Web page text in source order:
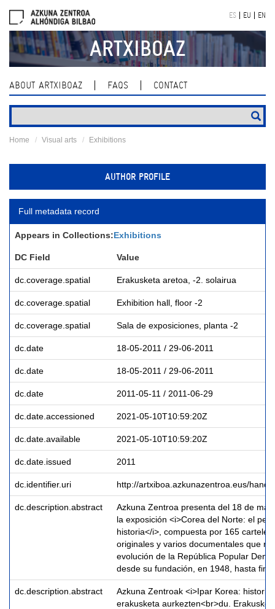
navigation
ES EU EN
ARTXIBOAZ
ABOUT ARTXIBOAZ FAQS CONTACT
Home Visual arts Exhibitions
AUTHOR PROFILE
Full metadata record
Appears in Collections:Exhibitions
DC Field Value
dc.coverage.spatial Erakusketa aretoa, -2. solairua
dc.coverage.spatial Exhibition hall, floor -2
dc.coverage.spatial Sala de exposiciones, planta -2
dc.date 18-05-2011 / 29-06-2011
dc.date 18-05-2011 / 29-06-2011
dc.date 2011-05-11 / 2011-06-29
dc.date.accessioned 2021-05-10T10:59:20Z
dc.date.available 2021-05-10T10:59:20Z
dc.date.issued 2011
dc.identifier.uri http://artxiboa.azkunazentroa.eus/
dc.description.abstract
Azkuna Zentroa presenta del 18 de
la exposición <i>Corea del Norte: el
historia</i>, compuesta por 165
originales y varios documentales que
evolución de la República Popular
desde su fundación, en 1948, hasta
dc.description.abstract
Azkuna Zentroak <i>Ipar Korea:
erakusketa aurkezten<br>du.